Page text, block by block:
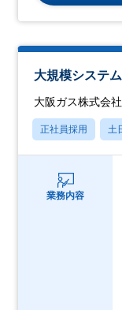
大規模システ
大阪ガス株式会社
正社員採用 土
業務内容